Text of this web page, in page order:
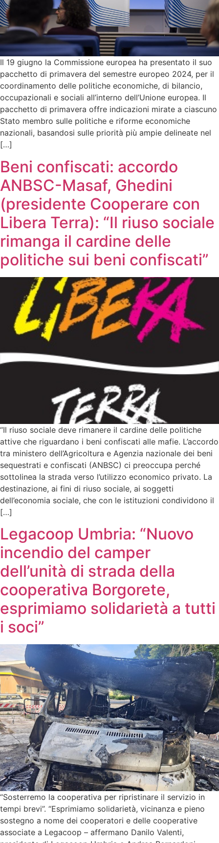
Il 19 giugno la Commissione europea ha presentato il suo
pacchetto di primavera del semestre europeo 2024, per il
coordinamento delle politiche economiche, di bilancio,
occupazionali e sociali all’interno dell’Unione europea. Il
pacchetto di primavera offre indicazioni mirate a ciascuno
Stato membro sulle politiche e riforme economiche
nazionali, basandosi sulle priorità più ampie delineate nel
[…]
Beni confiscati: accordo
ANBSC-Masaf, Ghedini
(presidente Cooperare con
Libera Terra): “Il riuso sociale
rimanga il cardine delle
politiche sui beni confiscati”
“Il riuso sociale deve rimanere il cardine delle politiche
attive che riguardano i beni confiscati alle mafie. L’accordo
tra ministero dell’Agricoltura e Agenzia nazionale dei beni
sequestrati e confiscati (ANBSC) ci preoccupa perché
sottolinea la strada verso l’utilizzo economico privato. La
destinazione, ai fini di riuso sociale, ai soggetti
dell’economia sociale, che con le istituzioni condividono il
[…]
Legacoop Umbria: “Nuovo
incendio del camper
dell’unità di strada della
cooperativa Borgorete,
esprimiamo solidarietà a tutti
i soci”
“Sosterremo la cooperativa per ripristinare il servizio in
tempi brevi”. “Esprimiamo solidarietà, vicinanza e pieno
sostegno a nome dei cooperatori e delle cooperative
associate a Legacoop – affermano Danilo Valenti,